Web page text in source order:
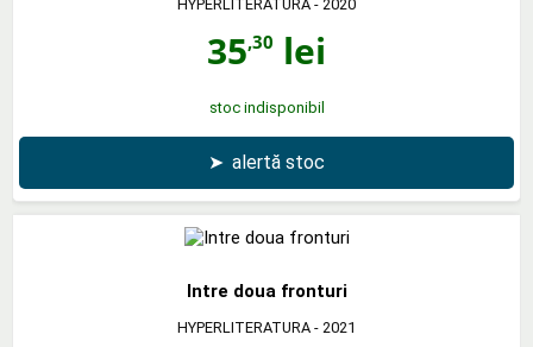
HYPERLITERATURA - 2020
35,30 lei
stoc indisponibil
➤ alertă stoc
Intre doua fronturi
HYPERLITERATURA - 2021